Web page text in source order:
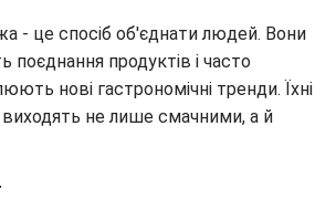
- це спосіб об'єднати людей. Вони
поєднання продуктів і часто
нові гастрономічні тренди. Їхні
не лише смачними, а й